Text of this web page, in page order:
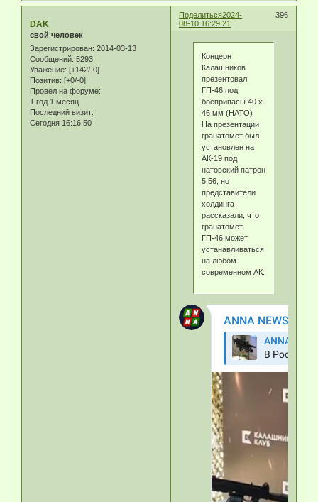
Поделиться 396
2024-
08-10 16:29:21
DAK
свой человек
Зарегистрирован: 2014-03-13
Сообщений: 5293
Уважение: [+142/-0]
Позитив: [+0/-0]
Провел на форуме:
1 год 1 месяц
Последний визит:
Сегодня 16:16:50
Концерн
Калашников
презентовал
ГП-46 под
боеприпасы 40 х
46 мм (НАТО)
На презентации
гранатомет был
установлен на
АК-19 под
натовский патрон
5,56, но
представители
холдинга
рассказали, что
гранатомет
ГП-46 может
устанавливаться
на любом
современном АК.